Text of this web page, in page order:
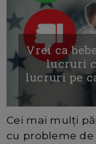
Vrei ca
lucruri
lucruri pe
Cei mai mulți
cu probleme